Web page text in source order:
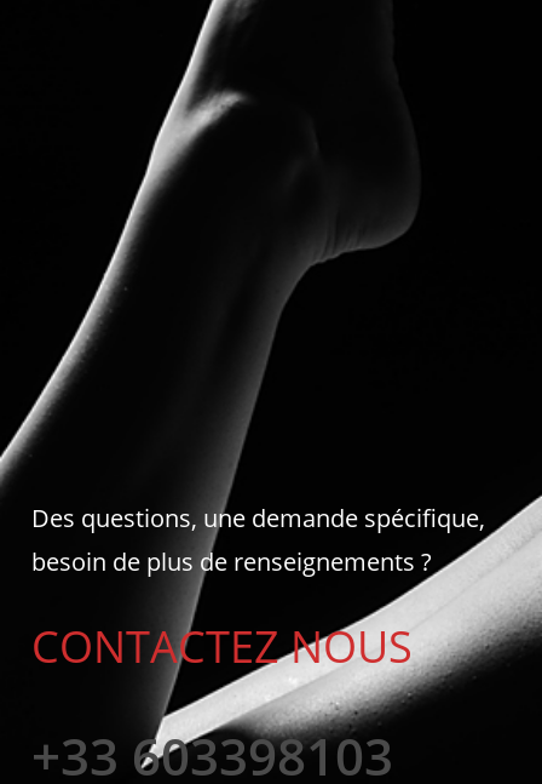
Des questions, une demande spécifique,
besoin de plus de renseignements ?
CONTACTEZ NOUS
+33 603398103